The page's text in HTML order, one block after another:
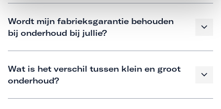
Wordt mijn fabrieksgarantie behouden
bij onderhoud bij jullie?
Wat is het verschil tussen klein en groot
onderhoud?